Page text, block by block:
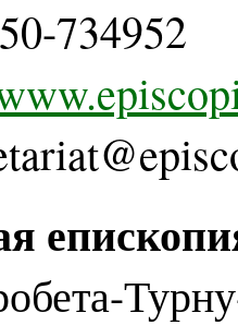
734952